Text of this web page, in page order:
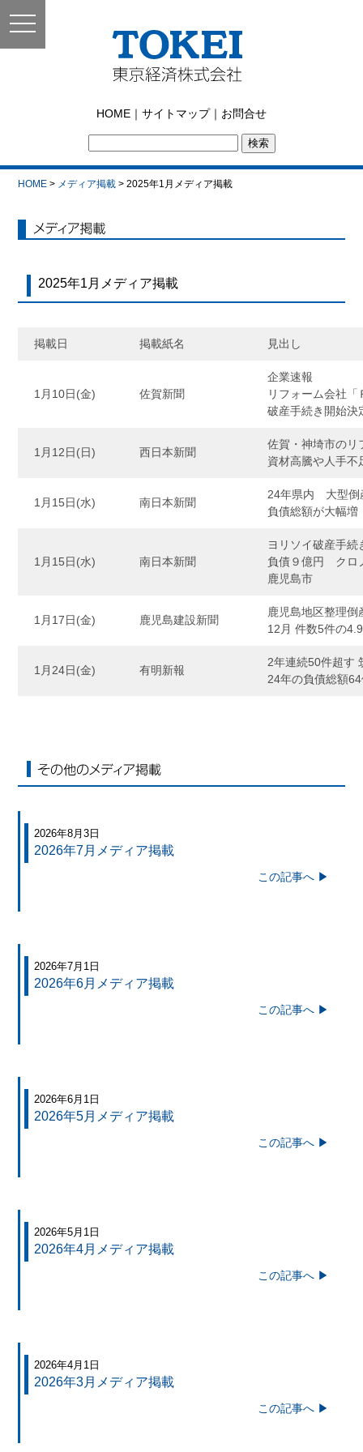
TOKEI
HOME ｜ サイトマップ｜ お問合せ
HOME > メディア掲載 > 2025年1月メディア掲載
toggle
navigation
2025年1月メディア掲載
掲載日 掲載紙名 見出し
1月10日(金) 佐賀新聞
企業速報
リフォーム会社
破産手続き開始決
1月12日(日) 西日本新聞
佐賀・神埼市のリ
資材高騰や人手
1月15日(水) 南日本新聞
24年県内 大型倒
負債総額が大幅増
1月15日(水) 南日本新聞
ヨリソイ破産手続
負債９億円 クロ
鹿児島市
1月17日(金) 鹿児島建設新聞
鹿児島地区整理倒
12月 件数5件の
1月24日(金) 有明新報
2年連続50件超
24年の負債総額
2026年8月3日
2026年7月メディア掲載
この記事へ ▶
2026年7月1日
2026年6月メディア掲載
この記事へ ▶
2026年6月1日
2026年5月メディア掲載
この記事へ ▶
2026年5月1日
2026年4月メディア掲載
この記事へ ▶
2026年4月1日
2026年3月メディア掲載
この記事へ ▶